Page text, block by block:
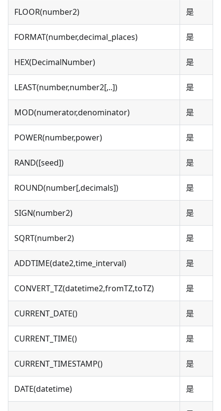
FLOOR(number2) 是
FORMAT(number,decimal_places) 是
HEX(DecimalNumber) 是
LEAST(number,number2[,..]) 是
MOD(numerator,denominator) 是
POWER(number,power) 是
RAND([seed]) 是
ROUND(number[,decimals]) 是
SIGN(number2) 是
SQRT(number2) 是
ADDTIME(date2,time_interval) 是
CONVERT_TZ(datetime2,fromTZ,toTZ) 是
CURRENT_DATE() 是
CURRENT_TIME() 是
CURRENT_TIMESTAMP() 是
DATE(datetime) 是